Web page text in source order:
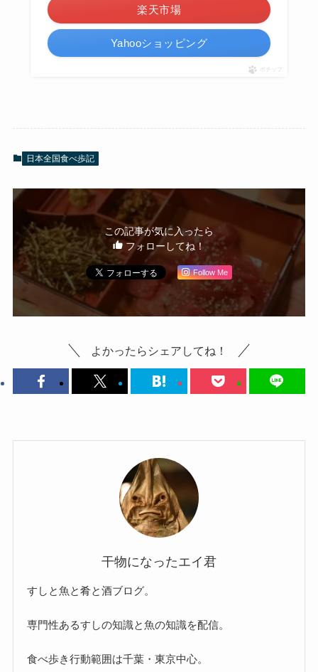
楽天市場
Yahooショッピング
ポチップ
日本全国食べ歩記
この記事が気に入ったら
フォローしてね！
Follow Me
よかったらシェアしてね！
干物になったエイ君
すしと魚と肴と酒ブログ。
専門性あるすしの知識と魚の知識を配信。
食べ歩き行動範囲は千葉・東京中心。